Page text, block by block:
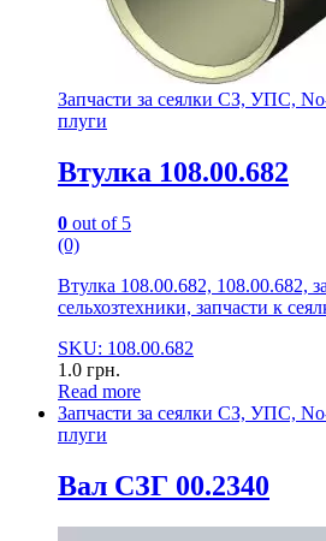
Запчасти за сеялки СЗ, УПС,
плуги
Втулка 108.00.682
0 out of 5
(0)
Втулка 108.00.682, 108.00.682,
сельхозтехники, запчасти к
SKU: 108.00.682
1.0 грн.
Read more
Запчасти за сеялки СЗ, УПС,
плуги
Вал СЗГ 00.2340